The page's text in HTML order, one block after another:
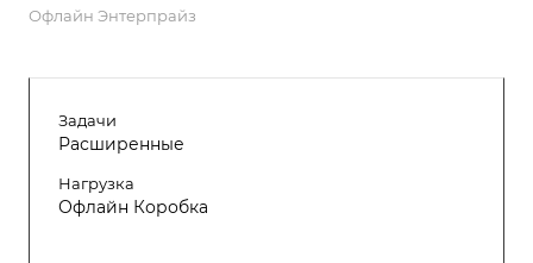
Офлайн Энтерпрайз
Задачи
Расширенные
Нагрузка
Офлайн Коробка